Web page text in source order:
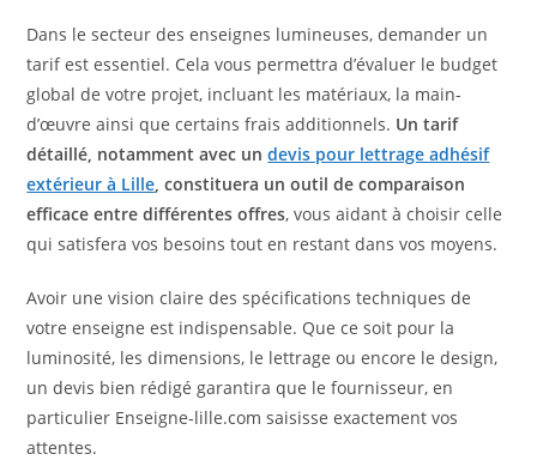
Dans le secteur des enseignes lumineuses, demander un
tarif est essentiel. Cela vous permettra d’évaluer le budget
global de votre projet, incluant les matériaux, la main-
d’œuvre ainsi que certains frais additionnels. Un tarif
détaillé, notamment avec undevis pour lettrage adhésif
extérieur à Lille , constituera un outil de comparaison
efficace entre différentes offres, vous aidant à choisir celle
qui satisfera vos besoins tout en restant dans vos moyens.
Avoir une vision claire des spécifications techniques de
votre enseigne est indispensable. Que ce soit pour la
luminosité, les dimensions, le lettrage ou encore le design,
un devis bien rédigé garantira que le fournisseur, en
particulier Enseigne-lille.com saisisse exactement vos
attentes.